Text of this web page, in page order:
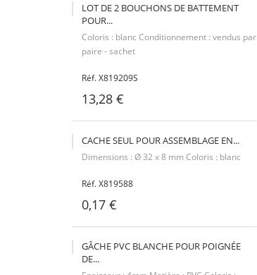
LOT DE 2 BOUCHONS DE BATTEMENT
POUR...
Coloris : blanc Conditionnement : vendus par
paire - sachet
Réf. X819209S
13,28 €
CACHE SEUL POUR ASSEMBLAGE EN...
Dimensions : Ø 32 x 8 mm Coloris : blanc
Réf. X819588
0,17 €
GÂCHE PVC BLANCHE POUR POIGNÉE
DE...